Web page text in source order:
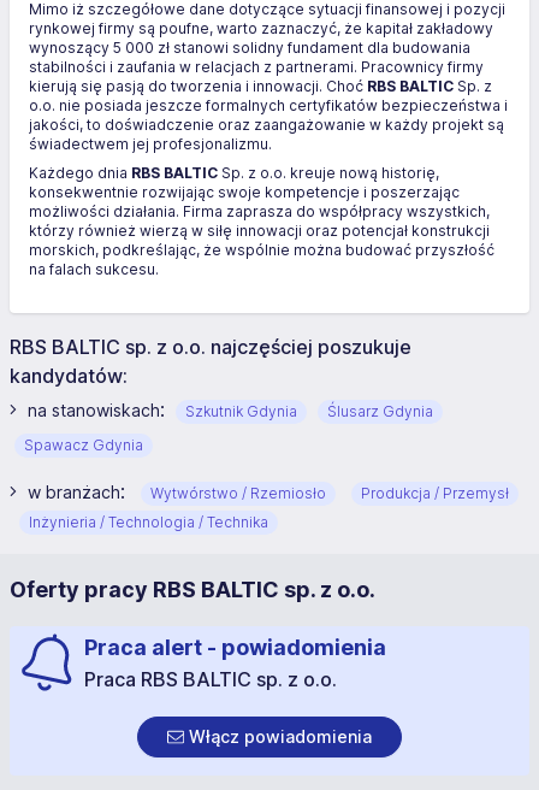
Mimo iż szczegółowe dane dotyczące sytuacji finansowej i pozycji
rynkowej firmy są poufne, warto zaznaczyć, że kapitał zakładowy
wynoszący 5 000 zł stanowi solidny fundament dla budowania
stabilności i zaufania w relacjach z partnerami. Pracownicy firmy
kierują się pasją do tworzenia i innowacji. Choć RBS BALTIC Sp. z
o.o. nie posiada jeszcze formalnych certyfikatów bezpieczeństwa i
jakości, to doświadczenie oraz zaangażowanie w każdy projekt są
świadectwem jej profesjonalizmu.
Każdego dnia RBS BALTIC Sp. z o.o. kreuje nową historię,
konsekwentnie rozwijając swoje kompetencje i poszerzając
możliwości działania. Firma zaprasza do współpracy wszystkich,
którzy również wierzą w siłę innowacji oraz potencjał konstrukcji
morskich, podkreślając, że wspólnie można budować przyszłość
na falach sukcesu.
RBS BALTIC sp. z o.o. najczęściej poszukuje
kandydatów:
na stanowiskach: Szkutnik Gdynia
Ślusarz Gdynia
Spawacz Gdynia
w branżach: Wytwórstwo / Rzemiosło
Produkcja / Przemysł
Inżynieria / Technologia / Technika
Oferty pracy RBS BALTIC sp. z o.o.
Praca alert - powiadomienia
Praca RBS BALTIC sp. z o.o.
Włącz powiadomienia